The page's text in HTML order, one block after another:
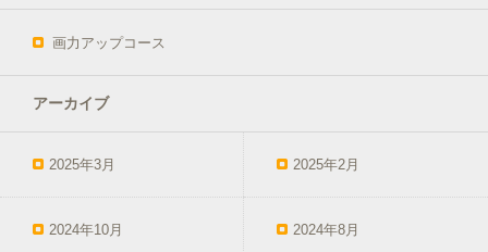
画力アップコース
アーカイブ
2025年3月 2025年2月
2024年10月 2024年8月